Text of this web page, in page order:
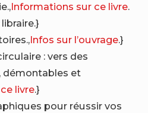
Informations sur ce livre.
Infos sur l’ouvrage.}
: vers des
démontables et
livre.}
pour réussir vos